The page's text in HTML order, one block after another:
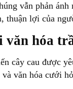
vẫn phản ánh
thuận lợi của
văn hóa
cây cau được
văn hóa cưới